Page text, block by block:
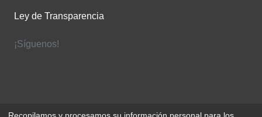
Ley de Transparencia
¡Síguenos!